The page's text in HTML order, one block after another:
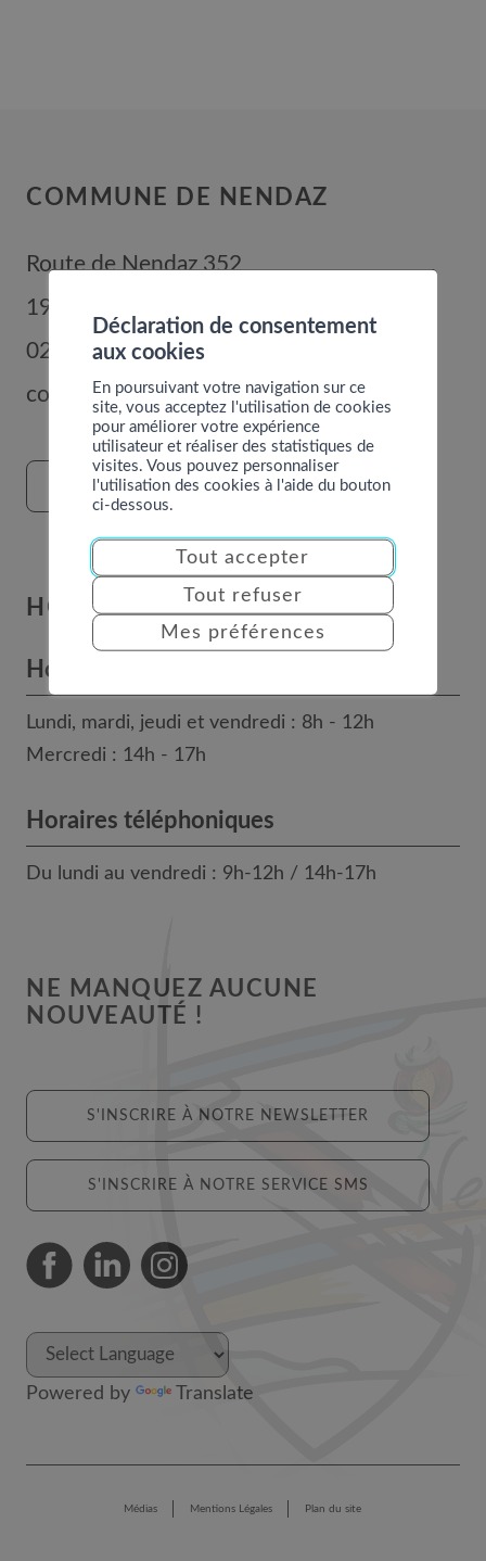
COMMUNE DE NENDAZ
Route de Nendaz 352
1996
027 289 56 00
commune@nendaz.org
FORMULAIRE DE CONTACT
HORAIRES
Horaires des bureaux
Lundi, mardi, jeudi et vendredi : 8h - 12h
Mercredi : 14h - 17h
Horaires téléphoniques
Du lundi au vendredi : 9h-12h / 14h-17h
NE MANQUEZ AUCUNE
NOUVEAUTÉ !
S'INSCRIRE À NOTRE NEWSLETTER
S'INSCRIRE À NOTRE SERVICE SMS
Powered by Translate
Médias Mentions Légales Plan du site
Déclaration de consentement
aux cookies
En poursuivant votre navigation sur ce
site, vous acceptez l'utilisation de cookies
pour améliorer votre expérience
utilisateur et réaliser des statistiques de
visites. Vous pouvez personnaliser
l'utilisation des cookies à l'aide du bouton
ci-dessous.
Tout accepter
Tout refuser
Mes préférences